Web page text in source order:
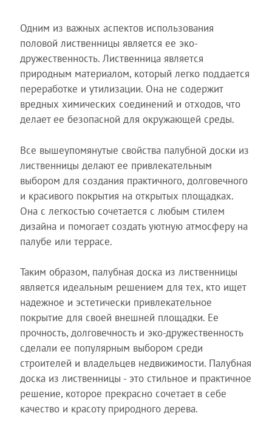
Одним из важных аспектов использования
половой лиственницы является ее эко-
дружественность. Лиственница является
природным материалом, который легко поддается
переработке и утилизации. Она не содержит
вредных химических соединений и отходов, что
делает ее безопасной для окружающей среды.
Все вышеупомянутые свойства палубной доски из
лиственницы делают ее привлекательным
выбором для создания практичного, долговечного
и красивого покрытия на открытых площадках.
Она с легкостью сочетается с любым стилем
дизайна и помогает создать уютную атмосферу на
палубе или террасе.
Таким образом, палубная доска из лиственницы
является идеальным решением для тех, кто ищет
надежное и эстетически привлекательное
покрытие для своей внешней площадки. Ее
прочность, долговечность и эко-дружественность
сделали ее популярным выбором среди
строителей и владельцев недвижимости. Палубная
доска из лиственницы - это стильное и практичное
решение, которое прекрасно сочетает в себe
качество и красоту природного дерева.